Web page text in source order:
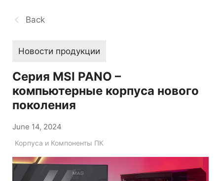
Back
Новости продукции
Серия MSI PANO –
компьютерные корпуса нового
поколения
June 14, 2024
Корпуса и Компоненты ПК